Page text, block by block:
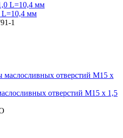
L=10,4 мм
1
отверстий М15 х 1,5